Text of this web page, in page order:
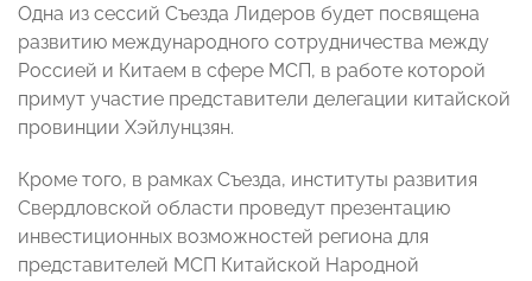
Одна из сессий Съезда Лидеров будет посвящена
развитию международного сотрудничества между
Россией и Китаем в сфере МСП, в работе которой
примут участие представители делегации китайской
провинции Хэйлунцзян.
Кроме того, в рамках Съезда, институты развития
Свердловской области проведут презентацию
инвестиционных возможностей региона для
представителей МСП Китайской Народной